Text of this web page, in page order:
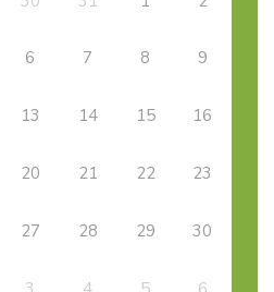
6 7 8 9
13 14 15 16
20 21 22 23
27 28 29 30